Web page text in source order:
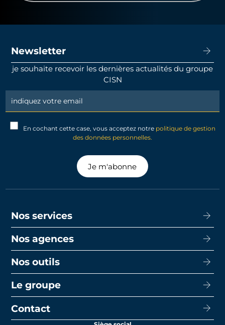
Newsletter
je souhaite recevoir les dernières actualités du groupe
CISN
Newsletter
Signup
En cochant cette case, vous acceptez notre politique de gestion
des données personnelles.
Je m'abonne
Nos services
Acheter
Promotion
Transaction
Faire gérer
Nos agences
CISN Agence Immobilière Nantes Decré
CISN Agence Immobilière La Baule
Nos outils
Capacité d’emprunt
Le prêt bancaire
Le groupe
Le groupe
Contact